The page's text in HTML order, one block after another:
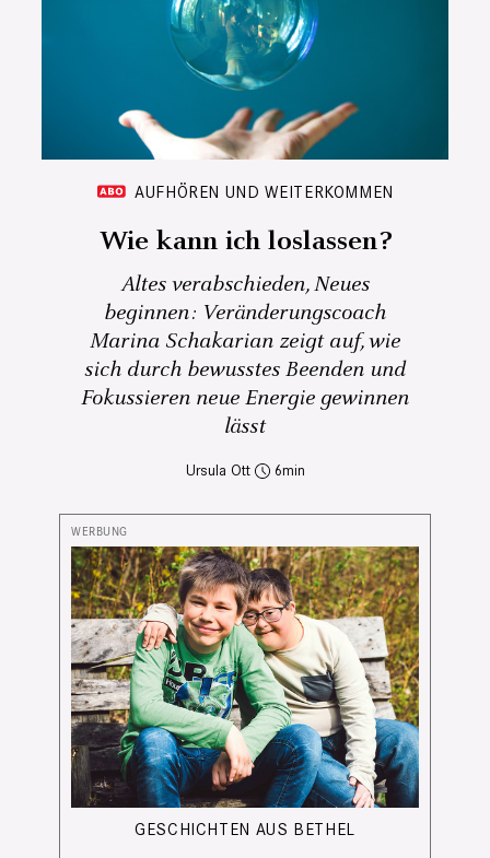
AUFHÖREN UND WEITERKOMMEN
Wie kann ich loslassen?
Altes verabschieden, Neues
beginnen: Veränderungscoach
Marina Schakarian zeigt auf, wie
sich durch bewusstes Beenden und
Fokussieren neue Energie gewinnen
lässt
Ursula Ott 6
GESCHICHTEN AUS BETHEL